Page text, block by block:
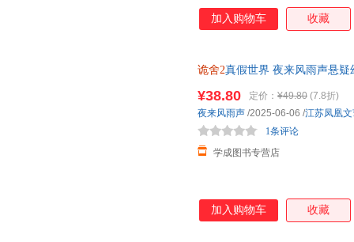
加入购物车 收藏
诡舍2真假世界 夜来风雨声悬
¥38.80 定价： ¥49.80 (7.8折)
学成图书专营店
1条评论
夜来风雨声 /2025-06-06 /江苏凤凰
加入购物车 收藏